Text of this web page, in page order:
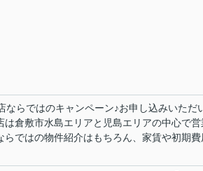
らではのキャンペーン♪お申し込みいただ
倉敷市水島エリアと児島エリアの中心で営
ではの物件紹介はもちろん、家賃や初期費